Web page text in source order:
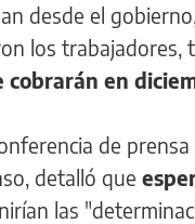
desde el
los trabajadores,
cobrarán en
de
detalló que
las